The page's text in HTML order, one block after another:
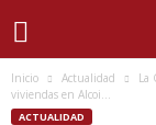
Inicio Actualidad
La
viviendas en Alcoi...
ACTUALIDAD